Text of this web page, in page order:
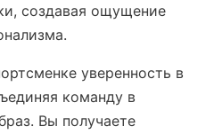
создавая ощущение
уверенность в
команду в
Вы получаете